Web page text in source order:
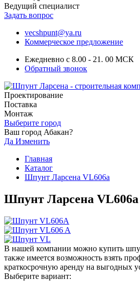
Ведущий специалист
Задать вопрос
vecshpunt@ya.ru
Коммерческое предложение
Ежедневно с 8.00 - 21. 00 МСК
Обратный звонок
Проектирование
Поставка
Монтаж
Выберите город
Ваш город Абакан?
Да Изменить
Главная
Каталог
Шпунт Ларсена VL606a
Шпунт Ларсена
В нашей компании можно купить
также имеется возможность взять
краткосрочную аренду на выгодных
Выберите вариант: